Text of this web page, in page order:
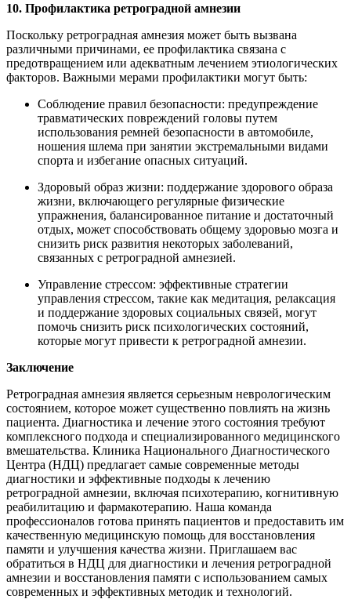
10. Профилактика ретроградной амнезии
Поскольку ретроградная амнезия может быть вызвана
различными причинами, ее профилактика связана с
предотвращением или адекватным лечением этиологических
факторов. Важными мерами профилактики могут быть:
Соблюдение правил безопасности: предупреждение
травматических повреждений головы путем
использования ремней безопасности в автомобиле,
ношения шлема при занятии экстремальными видами
спорта и избегание опасных ситуаций.
Здоровый образ жизни: поддержание здорового образа
жизни, включающего регулярные физические
упражнения, балансированное питание и достаточный
отдых, может способствовать общему здоровью мозга и
снизить риск развития некоторых заболеваний,
связанных с ретроградной амнезией.
Управление стрессом: эффективные стратегии
управления стрессом, такие как медитация, релаксация
и поддержание здоровых социальных связей, могут
помочь снизить риск психологических состояний,
которые могут привести к ретроградной амнезии.
Заключение
Ретроградная амнезия является серьезным неврологическим
состоянием, которое может существенно повлиять на жизнь
пациента. Диагностика и лечение этого состояния требуют
комплексного подхода и специализированного медицинского
вмешательства. Клиника Национального Диагностического
Центра (НДЦ) предлагает самые современные методы
диагностики и эффективные подходы к лечению
ретроградной амнезии, включая психотерапию, когнитивную
реабилитацию и фармакотерапию. Наша команда
профессионалов готова принять пациентов и предоставить им
качественную медицинскую помощь для восстановления
памяти и улучшения качества жизни. Приглашаем вас
обратиться в НДЦ для диагностики и лечения ретроградной
амнезии и восстановления памяти с использованием самых
современных и эффективных методик и технологий.